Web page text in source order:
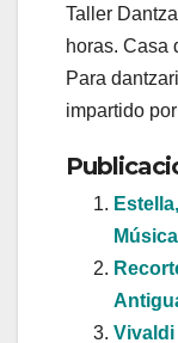
Taller
horas. Casa
Para
impartido
Vivaldi